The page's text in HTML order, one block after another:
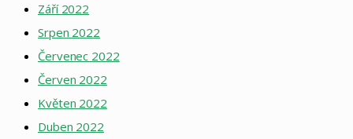
Září 2022
Srpen 2022
Červenec 2022
Červen 2022
Květen 2022
Duben 2022